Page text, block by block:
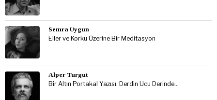
Semra Uygun
Eller ve Korku Üzerine Bir Meditasyon
Alper Turgut
Bir Altın Portakal Yazısı: Derdin Ucu Derinde…